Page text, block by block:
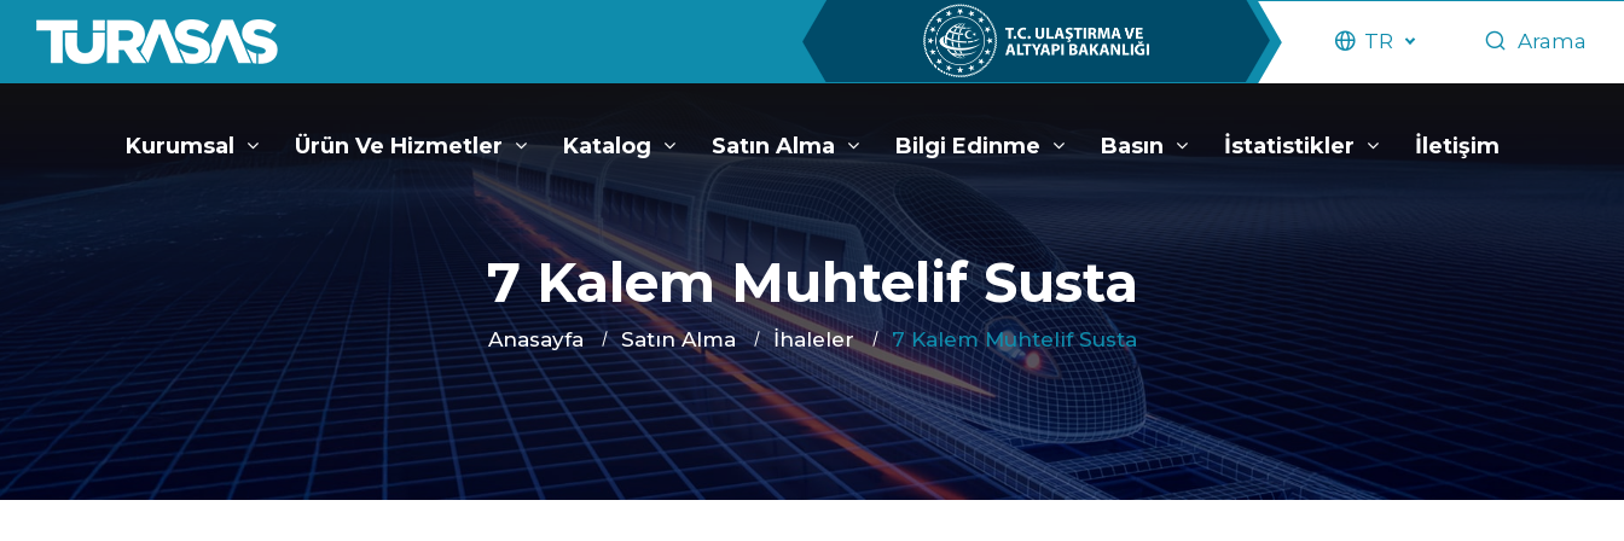
TR Arama
Kurumsal Ürün Ve Hizmetler Katalog Satın Alma Bilgi Edinme Basın İstatistikler İletişim
7 Kalem Muhtelif Susta
Anasayfa Satın Alma İhaleler 7 Kalem Muhtelif Susta